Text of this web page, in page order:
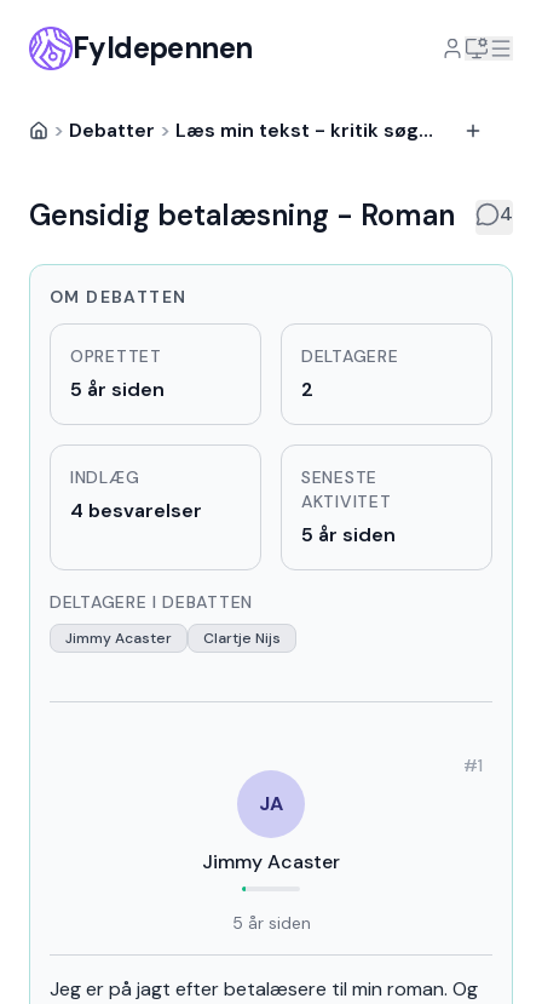
Fyldepennen
> Debatter > Læs min tekst - kritik søges
Gensidig betalæsning - Roman 4
OM DEBATTEN
OPRETTET
5 år siden
DELTAGERE
2
INDLÆG
4 besvarelser
SENESTE
AKTIVITET
5 år siden
DELTAGERE I DEBATTEN
Jimmy Acaster Clartje Nijs
#1
JA
Jimmy Acaster
5 år siden
Gensidig betalæsning - Roman
Jeg er på jagt efter betalæsere til min roman. Og